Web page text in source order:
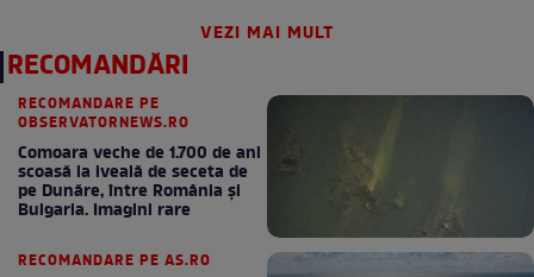
VEZI MAI MULT
RECOMANDĂRI
RECOMANDARE PE
OBSERVATORNEWS.RO
Comoara veche de 1.700 de ani
scoasă la iveală de seceta de
pe Dunăre, între România şi
Bulgaria. Imagini rare
RECOMANDARE PE AS.RO